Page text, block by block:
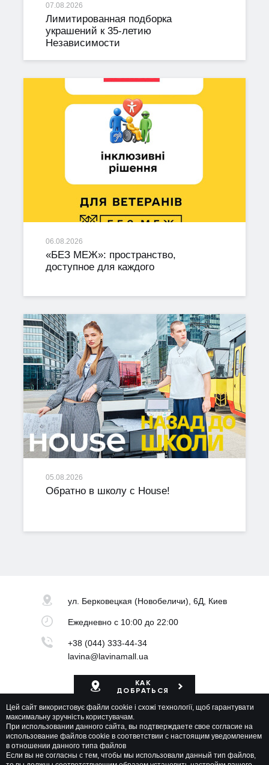
07.08.2026
Лимитированная подборка
украшений к 35-летию
Независимости
06.08.2026
«БЕЗ МЕЖ»: пространство,
доступное для каждого
05.08.2026
Обратно в школу с House!
ул. Берковецкая (Новобеличи), 6Д, Киев
Ежедневнос 10:00 до 22:00
+38 (044) 333-44-34
lavina@lavinamall.ua
КАК
ДОБРАТЬСЯ
Карта ТРЦ
Цей сайт використовує файли cookie і схожі технології, щоб гарантувати
максимальну зручність користувачам.
При использовании данного сайта, вы подтверждаете свое согласие на
использование файлов cookie в соответствии с настоящим уведомлением
в отношении данного типа файлов
Если вы не согласны с тем, чтобы мы использовали данный тип файлов,